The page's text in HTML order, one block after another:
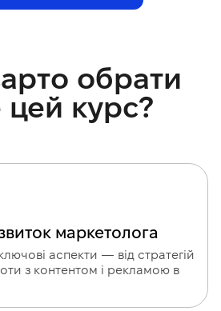
обрати
цей курс?
маркетолога
аспекти — від стратегій
з контентом і рекламою в